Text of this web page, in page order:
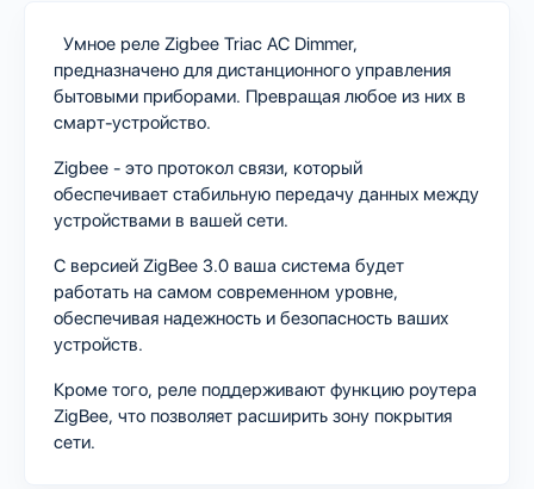
Умное реле Zigbee Triac AC Dimmer,
предназначено для дистанционного управления
бытовыми приборами. Превращая любое из них в
смарт-устройство.
Zigbee - это протокол связи, который
обеспечивает стабильную передачу данных между
устройствами в вашей сети.
С версией ZigBee 3.0 ваша система будет
работать на самом современном уровне,
обеспечивая надежность и безопасность ваших
устройств.
Кроме того, реле поддерживают функцию роутера
ZigBee, что позволяет расширить зону покрытия
сети.